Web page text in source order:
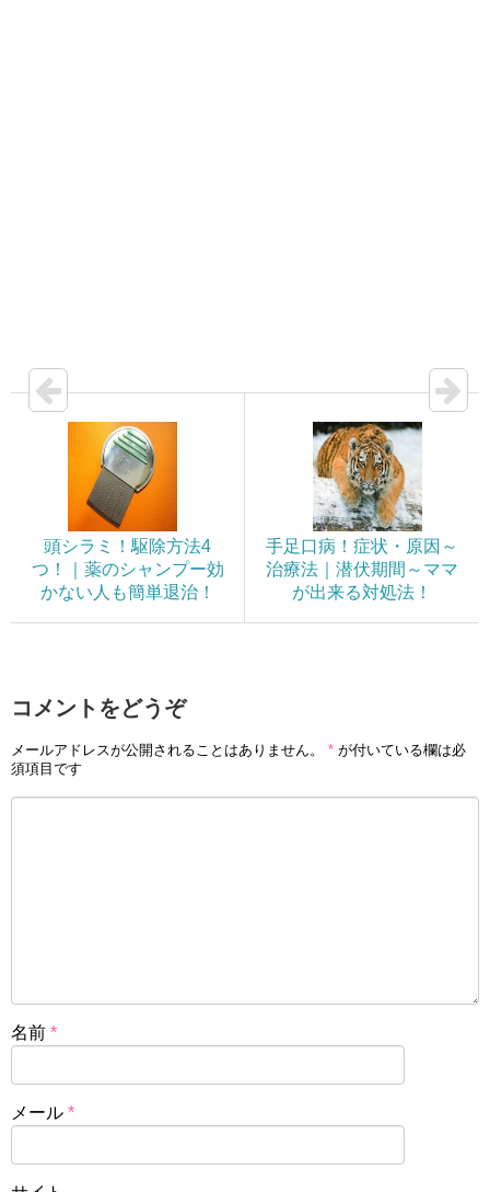
頭シラミ！駆除方法4
つ！｜薬のシャンプー効
かない人も簡単退治！
手足口病！症状・原因～
治療法｜潜伏期間～ママ
が出来る対処法！
コメントをどうぞ
メールアドレスが公開されることはありません。 * が付いている欄は必
須項目です
名前 *
メール *